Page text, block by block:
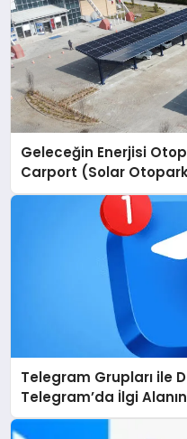
Geleceğin Enerjisi
Carport (Solar
Telegram Grupları ile
Telegram’da İlgi